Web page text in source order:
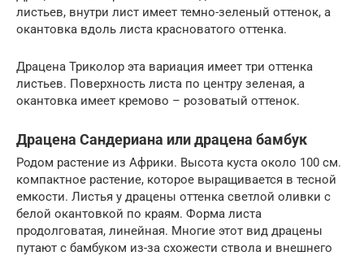
листьев, внутри лист имеет темно-зеленый оттенок, а
окантовка вдоль листа красноватого оттенка.
Драцена Триколор эта вариация имеет три оттенка
листьев. Поверхность листа по центру зеленая, а
окантовка имеет кремово – розоватый оттенок.
Драцена Сандериана или драцена бамбук
Родом растение из Африки. Высота куста около 100 см.
компактное растение, которое выращивается в тесной
емкости. Листья у драцены оттенка светлой оливки с
белой окантовкой по краям. Форма листа
продолговатая, линейная. Многие этот вид драцены
путают с бамбуком из-за схожести ствола и внешнего